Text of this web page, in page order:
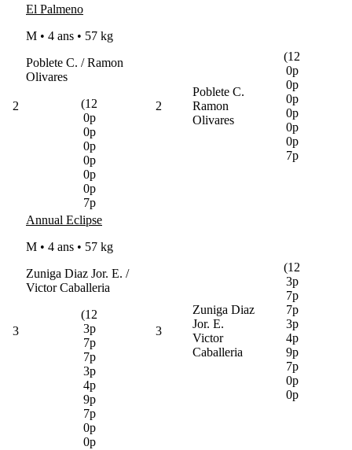
2
El Palmeno
M • 4 ans • 57 kg
Poblete C. / Ramon
Olivares
(12
0p
0p
0p
0p
0p
0p
7p
2
Poblete C.
Ramon
Olivares
(12
0p
0p
0p
0p
0p
0p
7p
3
Annual Eclipse
M • 4 ans • 57 kg
Zuniga Diaz Jor. E. /
Victor Caballeria
(12
3p
7p
7p
3p
4p
9p
7p
0p
0p
3
Zuniga Diaz
Jor. E.
Victor
Caballeria
(12
3p
7p
7p
3p
4p
9p
7p
0p
0p